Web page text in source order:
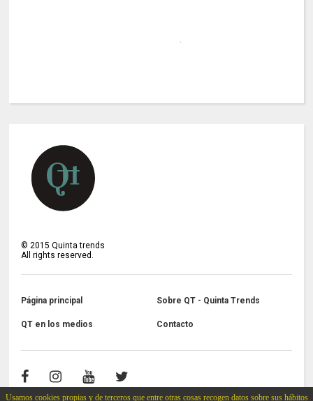
Usamos cookies propias y de terceros que entre otras cosas recogen datos sobre sus hábitos
©2015 Quinta trends
All rights reserved.
Página principal Sobre QT - Quinta Trends
QT en los medios Contacto